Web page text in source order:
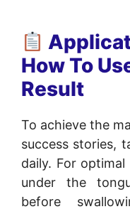
How To
Result
To achieve the
success stories,
daily. For
under the
before